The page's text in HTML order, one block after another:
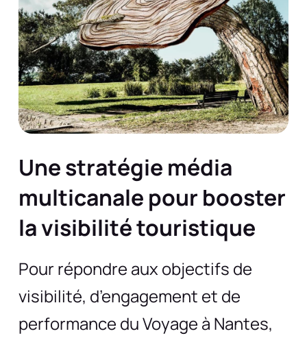
Une stratégie média
multicanale pour booster
la visibilité touristique
Pour répondre aux objectifs de
visibilité, d’engagement et de
performance du Voyage à Nantes,